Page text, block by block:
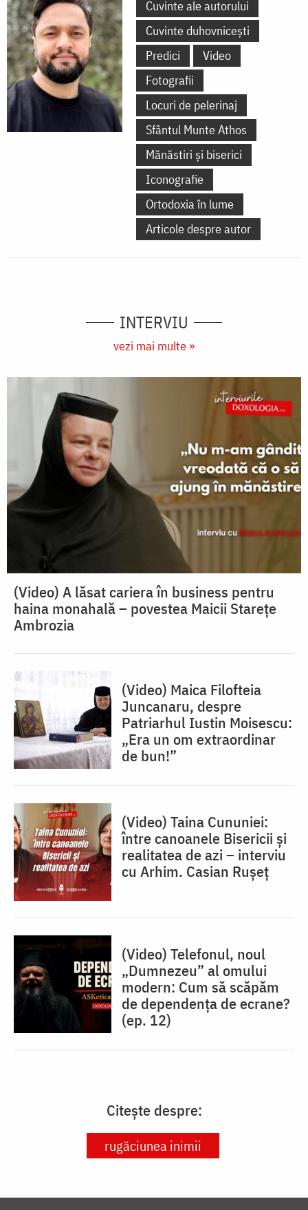
Cuvinte ale autorului
Cuvinte duhovnicești
Predici
Video
Fotografii
Locuri de pelerinaj
Sfântul Munte Athos
Mănăstiri și biserici
Iconografie
Ortodoxia în lume
Articole despre autor
INTERVIU
vezi mai multe »
(Video) A lăsat cariera în business pentru
haina monahală – povestea Maicii Starețe
Ambrozia
(Video) Maica Filofteia
Juncanaru, despre
Patriarhul Iustin Moisescu:
„Era un om extraordinar
de bun!”
(Video) Taina Cununiei:
între canoanele Bisericii și
realitatea de azi – interviu
cu Arhim. Casian Rușeț
(Video) Telefonul, noul
„Dumnezeu” al omului
modern: Cum să scăpăm
de dependența de ecrane?
(ep. 12)
Citește despre:
rugăciunea inimii